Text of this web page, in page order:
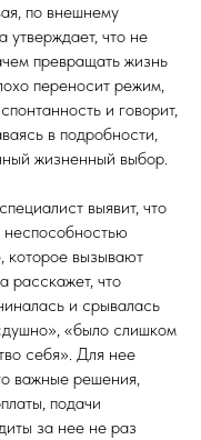
по внешнему
утверждает, что не
превращать жизнь
переносит режим,
и говорит,
в подробности,
жизненный выбор.
выявит, что
которое вызывают
расскажет, что
и срывалась
«было слишком
себя». Для нее
важные решения,
подачи
за нее не раз